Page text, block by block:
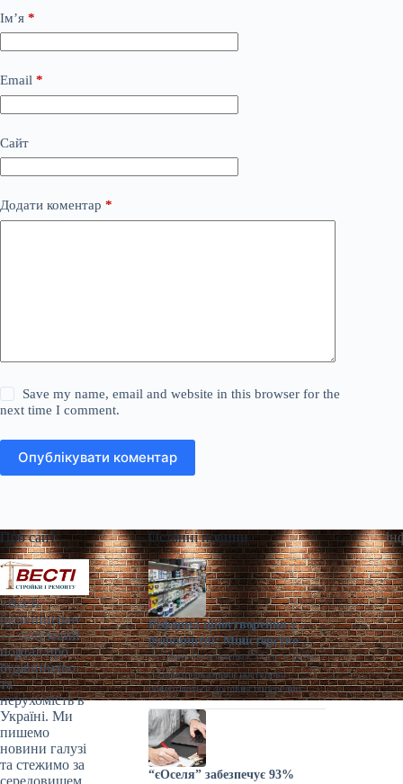
Ім’я *
Email *
Сайт
Додати коментар *
Save my name, email and website in this browser for the
next time I comment.
Опублікувати коментар
Про сайт
«Весті
будівництва»
— галузевий
портал про
будівництво
та
нерухомість в
Україні. Ми
пишемо
новини галузі
та стежимо за
Останні новини
Реформа ціноутворення у
будівництві: Міністерство
разом із громадами
напрацьовує зміни | Столична
Нерухомість
Ганна Герасименко
Сер 5, 2026
> Наразі показники поступово
повертаються до рівня попередніх
періодів. Сьогодні, 18:16 Фото:
minfin.com.ua Реформа ціноутворення
у будівництві Забезпечити прозоре
“єОселя” забезпечує 93%